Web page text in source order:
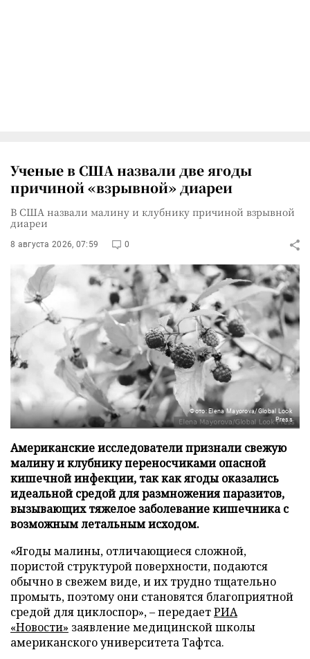
Ученые в США назвали две ягоды
причиной «взрывной» диареи
В США назвали малину и клубнику причиной взрывной
диареи
8 августа 2026, 07:59 0
Фото: Elena Mayorova/Global Look
Press
Американские исследователи признали свежую
малину и клубнику переносчиками опасной
кишечной инфекции, так как ягоды оказались
идеальной средой для размножения паразитов,
вызывающих тяжелое заболевание кишечника с
возможным летальным исходом.
«Ягоды малины, отличающиеся сложной,
пористой структурой поверхности, подаются
обычно в свежем виде, и их трудно тщательно
промыть, поэтому они становятся благоприятной
средой для циклоспор», – передаетРИА
«Новости» заявление медицинской школы
американского университета Тафтса.